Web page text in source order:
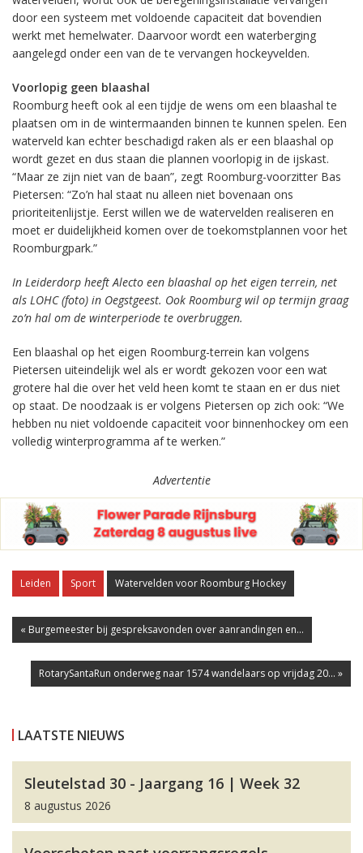
door een systeem met voldoende capaciteit dat bovendien
werkt met hemelwater. Daarvoor wordt een waterberging
aangelegd onder een van de te vervangen hockeyvelden.
Voorlopig geen blaashal
Roomburg heeft ook al een tijdje de wens om een blaashal te
plaatsen om in de wintermaanden binnen te kunnen spelen. Een
waterveld kan echter beschadigd raken als er een blaashal op
wordt gezet en dus staan die plannen voorlopig in de ijskast.
“Maar ze zijn niet van de baan”, zegt Roomburg-voorzitter Bas
Pietersen: “Zo’n hal staat nu alleen niet bovenaan ons
prioriteitenlijstje. Eerst willen we de watervelden realiseren en
moet er duidelijkheid komen over de toekomstplannen voor het
Roomburgpark.”
In Leiderdorp heeft Alecto een blaashal op het eigen terrein, net
als LOHC (foto) in Oegstgeest. Ook Roomburg wil op termijn graag
zo’n hal om de winterperiode te overbruggen.
Een blaashal op het eigen Roomburg-terrein kan volgens
Pietersen uiteindelijk wel als er wordt gekozen voor een wat
grotere hal die over het veld heen komt te staan en er dus niet
op staat. De noodzaak is er volgens Pietersen op zich ook: “We
hebben nu niet voldoende capaciteit voor binnenhockey om een
volledig winterprogramma af te werken.”
Advertentie
Leiden Sport Watervelden voor Roomburg Hockey
« Burgemeester bij gespreksavonden over aanrandingen en...
RotarySantaRun onderweg naar 1574 wandelaars op vrijdag 20... »
LAATSTE NIEUWS
Sleutelstad 30 - Jaargang 16 | Week 32
8 augustus 2026